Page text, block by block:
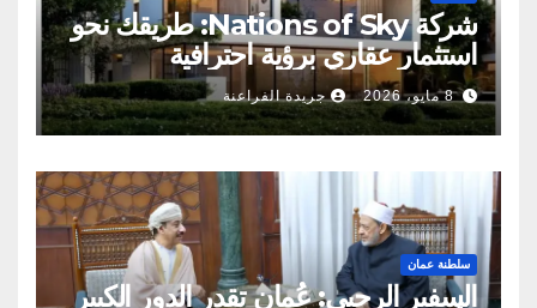
شركة Nations of Sky: طريقك نحو
استثمار عقاري برؤية احترافية
8 مايو، 2026 جريدة الفراعنة
سلطنة عمان
السفير الرحبي: عُمان تقدر الدور الكبير